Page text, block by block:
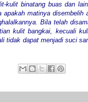
kulit binatang buas dan
apakah matinya disembelih
Bila telah
kulit bangkai, kecuali
tidak dapat menjadi suci